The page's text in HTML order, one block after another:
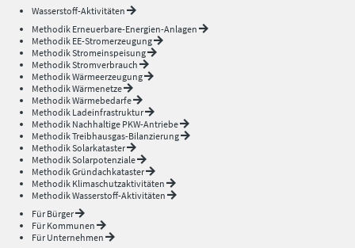
Wasserstoff-Aktivitäten
Methodik Erneuerbare-Energien-Anlagen
Methodik EE-Stromerzeugung
Methodik Stromeinspeisung
Methodik Stromverbrauch
Methodik Wärmeerzeugung
Methodik Wärmenetze
Methodik Wärmebedarfe
Methodik Ladeinfrastruktur
Methodik Nachhaltige PKW-Antriebe
Methodik Treibhausgas-Bilanzierung
Methodik Solarkataster
Methodik Solarpotenziale
Methodik Gründachkataster
Methodik Klimaschutzaktivitäten
Methodik Wasserstoff-Aktivitäten
Für Bürger
Für Kommunen
Für Unternehmen